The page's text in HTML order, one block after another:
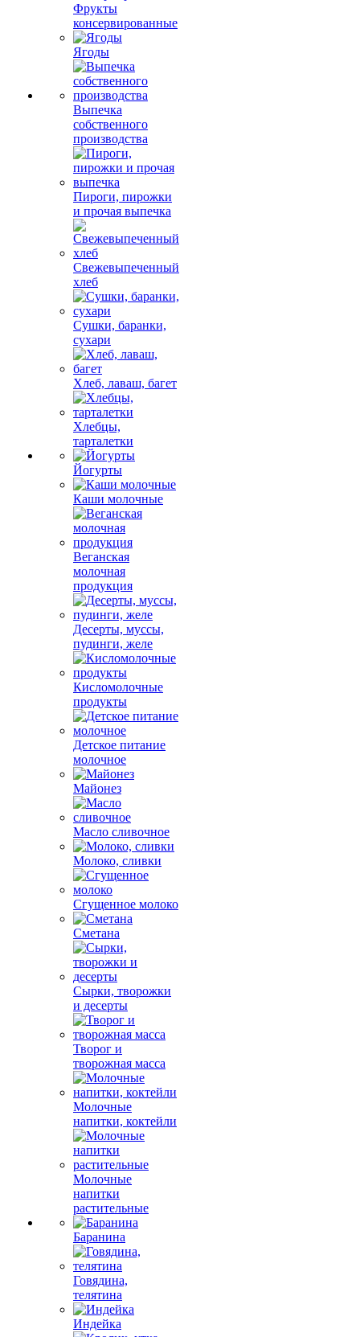
Фрукты
консервированные
Ягоды
Выпечка
собственного
производства
Пироги, пирожки
и прочая выпечка
Свежевыпеченный
хлеб
Сушки, баранки,
сухари
Хлеб, лаваш, багет
Хлебцы,
тарталетки
Йогурты
Каши молочные
Веганская
молочная
продукция
Десерты, муссы,
пудинги, желе
Кисломолочные
продукты
Детское питание
молочное
Майонез
Масло сливочное
Молоко, сливки
Сгущенное молоко
Сметана
Сырки, творожки
и десерты
Творог и
творожная масса
Молочные
напитки, коктейли
Молочные
напитки
растительные
Баранина
Говядина,
телятина
Индейка